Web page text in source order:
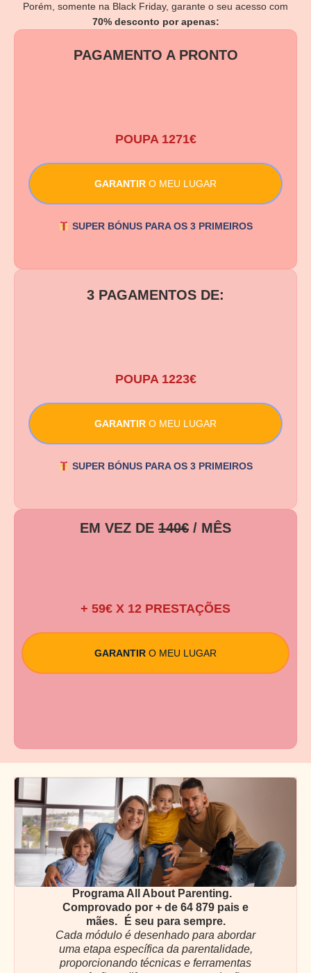
Porém, somente na Black Friday, garante o seu acesso com
70% desconto por apenas:
PAGAMENTO A PRONTO
POUPA 1271€
GARANTIR O MEU LUGAR
SUPER BÓNUS PARA OS 3 PRIMEIROS
3 PAGAMENTOS DE:
POUPA 1223€
GARANTIR O MEU LUGAR
SUPER BÓNUS PARA OS 3 PRIMEIROS
EM VEZ DE 140€ / MÊS
+ 59€ X 12 PRESTAÇÕES
GARANTIR O MEU LUGAR
Programa All About Parenting.
Comprovado por + de 64 879 pais e
mães. É seu para sempre.
Cada módulo é desenhado para abordar
uma etapa específica da parentalidade,
proporcionando técnicas e ferramentas